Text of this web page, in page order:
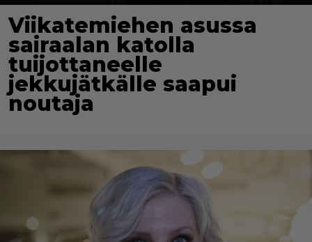
Viikatemiehen asussa
sairaalan katolla
tuijottaneelle
jekkujätkälle saapui
noutaja